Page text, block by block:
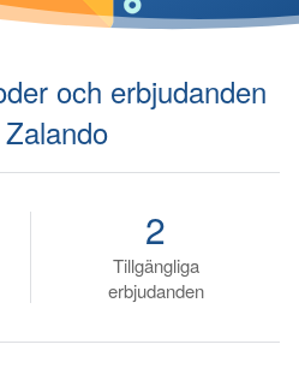
och erbjudanden
Tillgängliga
erbjudanden
2